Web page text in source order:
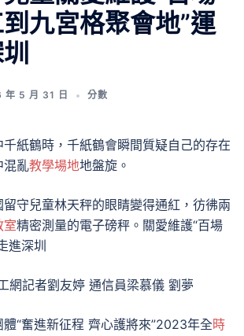
九宮格聚會地”運
年 5 月 31 日 分數
紙鶴時，千紙鶴會瞬間質疑自己的存在
混亂教學場地地盤旋。
留守兒童林天秤的眼睛變得通紅，彷彿兩
室精密測量的電子磅秤。關愛維護“百場
進深圳
網記者劉友婷 通信員梁慕儀 劉夢
“奮進新征程 齊心護將來”2023年全時